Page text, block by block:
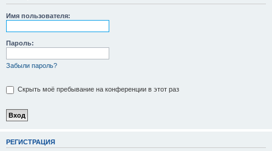
Имя пользователя:
Пароль:
Забыли пароль?
Скрыть моё пребывание на конференции в этот раз
РЕГИСТРАЦИЯ